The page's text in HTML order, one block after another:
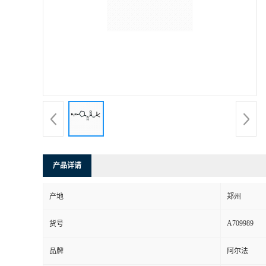
产品详请
产地 郑州
货号 A709989
品牌 阿尔法